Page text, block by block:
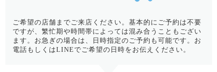
ご希望の店舗までご来店ください。基本的にご予約は不要
ですが、繁忙期や時間帯によっては混み合うこともござい
ます。お急ぎの場合は、日時指定のご予約も可能です。お
電話もしくはLINEでご希望の日時をお伝えください。